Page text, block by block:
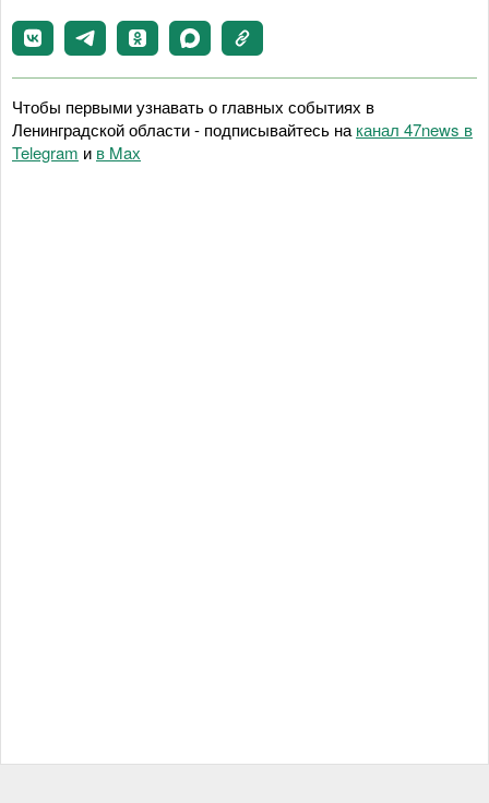
Чтобы первыми узнавать о главных событиях в
Ленинградской области - подписывайтесь на канал 47news в
Telegram и в Maх